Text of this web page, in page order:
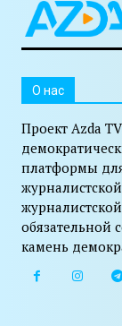
O нас
Проект Azda
платформы
обязательной
камень